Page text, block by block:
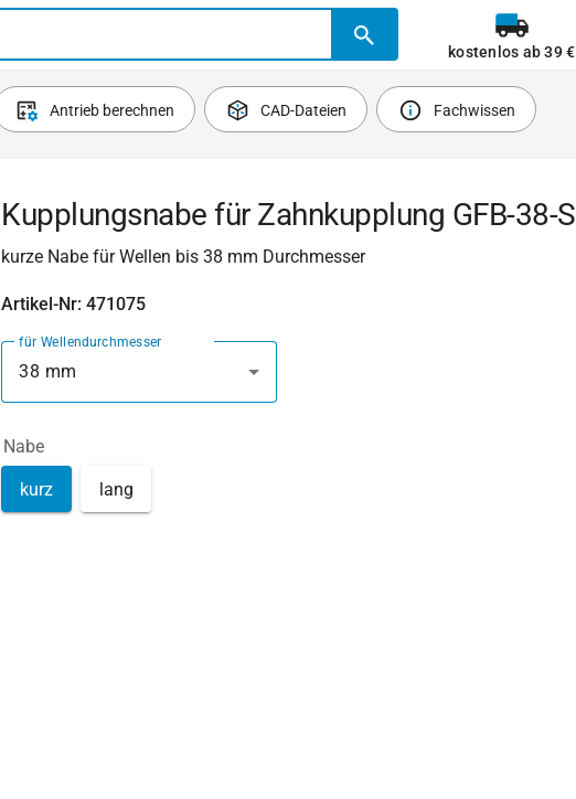
kostenlos ab 39 €
Antrieb berechnen CAD-Dateien Fachwissen
Kupplungsnabe für Zahnkupplung GFB-38-S
kurze Nabe für Wellen bis 38 mm Durchmesser
Artikel-Nr: 471075
für Wellendurchmesser
38 mm
Nabe
kurz lang